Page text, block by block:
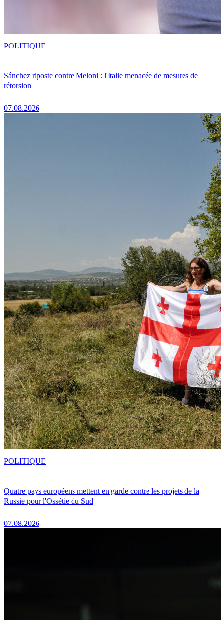
Sánchez riposte contre Meloni : l'Italie menacée de mesures de
rétorsion
07.08.2026
POLITIQUE
Quatre pays européens mettent en garde contre les projets de la
Russie pour l'Ossétie du Sud
07.08.2026
POLITIQUE